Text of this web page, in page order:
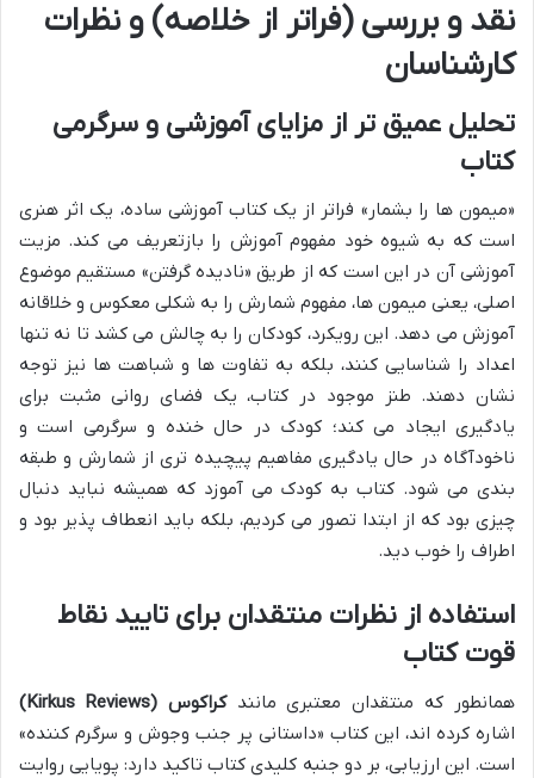
نقد و بررسی (فراتر از خلاصه) و نظرات
کارشناسان
تحلیل عمیق تر از مزایای آموزشی و سرگرمی
کتاب
«میمون ها را بشمار» فراتر از یک کتاب آموزشی ساده، یک اثر هنری
است که به شیوه خود مفهوم آموزش را بازتعریف می کند. مزیت
آموزشی آن در این است که از طریق «نادیده گرفتن» مستقیم موضوع
اصلی، یعنی میمون ها، مفهوم شمارش را به شکلی معکوس و خلاقانه
آموزش می دهد. این رویکرد، کودکان را به چالش می کشد تا نه تنها
اعداد را شناسایی کنند، بلکه به تفاوت ها و شباهت ها نیز توجه
نشان دهند. طنز موجود در کتاب، یک فضای روانی مثبت برای
یادگیری ایجاد می کند؛ کودک در حال خنده و سرگرمی است و
ناخودآگاه در حال یادگیری مفاهیم پیچیده تری از شمارش و طبقه
بندی می شود. کتاب به کودک می آموزد که همیشه نباید دنبال
چیزی بود که از ابتدا تصور می کردیم، بلکه باید انعطاف پذیر بود و
اطراف را خوب دید.
استفاده از نظرات منتقدان برای تایید نقاط
قوت کتاب
همانطور که منتقدان معتبری مانندکراکوس (Kirkus Reviews)
اشاره کرده اند، این کتاب «داستانی پر جنب وجوش و سرگرم کننده»
است. این ارزیابی، بر دو جنبه کلیدی کتاب تاکید دارد: پویایی روایت